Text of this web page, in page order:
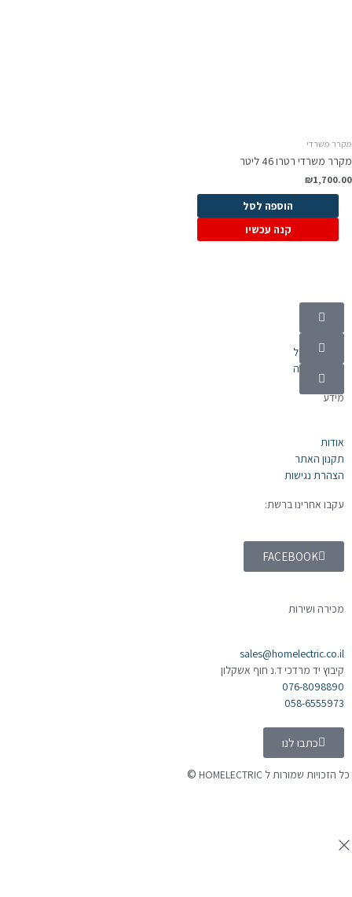
מקרר משרדי
מקרר משרדי רטרו 46 ליטר
₪1,700.00
הוספה לסל
קנה עכשיו
קטגוריות
מוצרי חשמל
אלקטרוניקה
מידע
אודות
תקנון האתר
הצהרת נגישות
עקבו אחרינו ברשת:
FACEBOOK
מכירה ושירות
sales@homelectric.co.il
קיבוץ יד מרדכי ד.נ חוף אשקלון
076-8098890
058-6555973
כתבו לנו
כל הזכויות שמורות ל HOMELECTRIC ©